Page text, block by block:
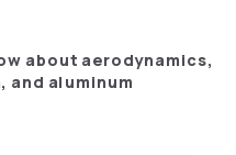
about aerodynamics,
and aluminum